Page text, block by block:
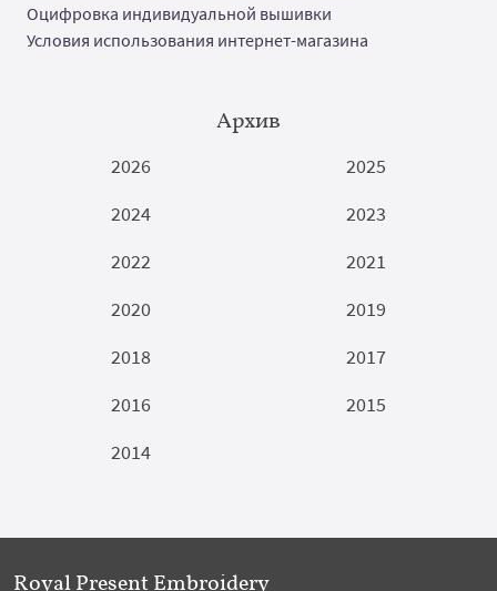
Оцифровка индивидуальной вышивки
Условия использования интернет-магазина
Архив
2026
2025
2024
2023
2022
2021
2020
2019
2018
2017
2016
2015
2014
Royal Present Embroidery